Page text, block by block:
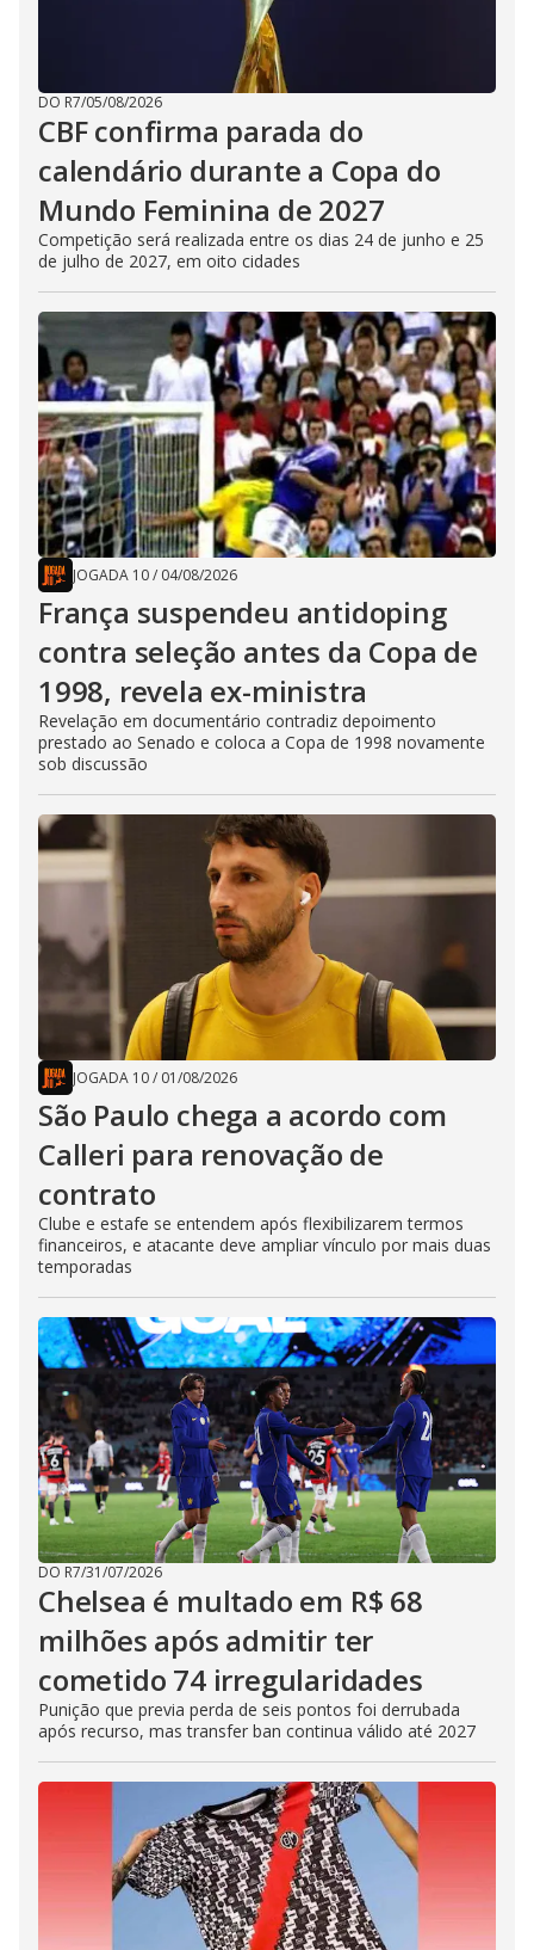
DO R7/05/08/2026
CBF confirma parada do
calendário durante a Copa do
Mundo Feminina de 2027
Competição será realizada entre os dias 24 de junho e 25
de julho de 2027, em oito cidades
JOGADA 10/ 04/08/2026
França suspendeu antidoping
contra seleção antes da Copa de
1998, revela ex-ministra
Revelação em documentário contradiz depoimento
prestado ao Senado e coloca a Copa de 1998 novamente
sob discussão
JOGADA 10/ 01/08/2026
São Paulo chega a acordo com
Calleri para renovação de
contrato
Clube e estafe se entendem após flexibilizarem termos
financeiros, e atacante deve ampliar vínculo por mais duas
temporadas
DO R7/31/07/2026
Chelsea é multado em R$ 68
milhões após admitir ter
cometido 74 irregularidades
Punição que previa perda de seis pontos foi derrubada
após recurso, mas transfer ban continua válido até 2027